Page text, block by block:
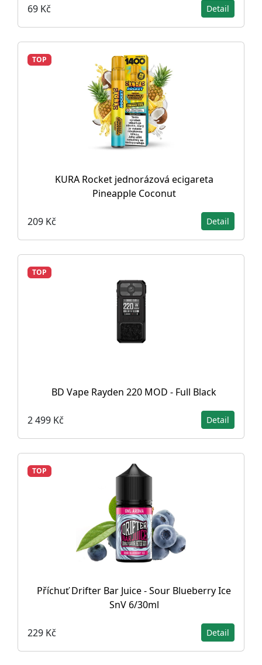
69 Kč Detail
TOP
KURA Rocket jednorázová ecigareta
Pineapple Coconut
209 Kč Detail
TOP
BD Vape Rayden 220 MOD - Full Black
2 499 Kč Detail
TOP
Příchuť Drifter Bar Juice - Sour Blueberry Ice
SnV 6/30ml
229 Kč Detail